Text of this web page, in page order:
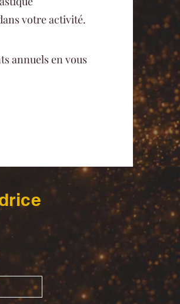
votre activité.
annuels en vous